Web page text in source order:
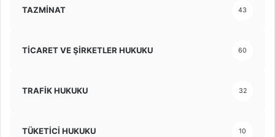
TAZMİNAT 43
TİCARET VE ŞİRKETLER HUKUKU 60
TRAFİK HUKUKU 32
TÜKETİCİ HUKUKU 10